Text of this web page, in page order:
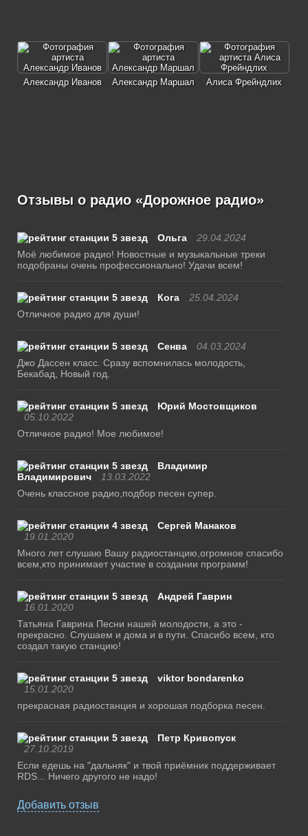
Александр Иванов Александр Маршал Алиса Фрейндлих
Отзывы о радио «Дорожное радио»
Ольга
29.04.2024
Моё любимое радио! Новостные и музыкальные треки
подобраны очень профессионально! Удачи всем!
Кога
25.04.2024
Отличное радио для души!
Сенва
04.03.2024
Джо Дассен класс. Сразу вспомнилась молодость,
Бекабад, Новый год.
Юрий Мостовщиков
05.10.2022
Отличное радио! Мое любимое!
Владимир
Владимирович
13.03.2022
Очень классное радио,подбор песен супер.
Сергей Манаков
19.01.2020
Много лет слушаю Вашу радиостанцию,огромное спасибо
всем,кто принимает участие в создании программ!
Андрей Гаврин
16.01.2020
Татьяна Гаврина Песни нашей молодости, а это -
прекрасно. Слушаем и дома и в пути. Спасибо всем, кто
создал такую станцию!
viktor bondarenko
15.01.2020
прекрасная радиостанция и хорошая подборка песен.
Петр Кривопуск
27.10.2019
Если едешь на "дальняк" и твой приёмник поддерживает
RDS... Ничего другого не надо!
Добавить отзыв